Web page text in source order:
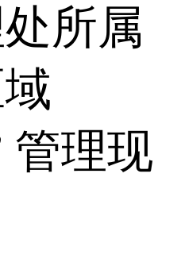
所属
管理现